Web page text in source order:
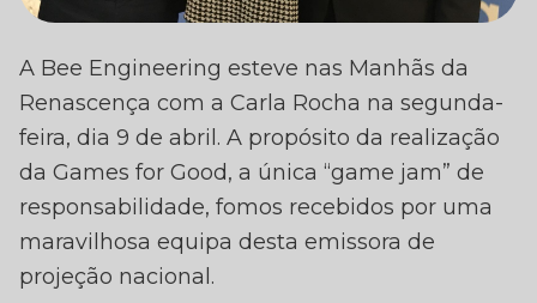
A CARLA ROCHA
RECEBEU-NOS NAS
MANHÃS DA
RENASCENÇA
A Bee Engineering esteve nas Manhãs da
Renascença com a Carla Rocha na segunda-
feira, dia 9 de abril. A propósito da realização
da Games for Good, a única “game jam” de
responsabilidade, fomos recebidos por uma
maravilhosa equipa desta emissora de
projeção nacional.